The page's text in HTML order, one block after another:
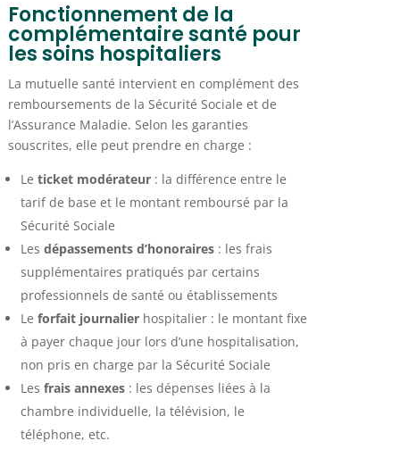
Fonctionnement de la
complémentaire santé pour
les soins hospitaliers
La mutuelle santé intervient en complément des
remboursements de la Sécurité Sociale et de
l’Assurance Maladie. Selon les garanties
souscrites, elle peut prendre en charge :
Le ticket modérateur: la différence entre le
tarif de base et le montant remboursé par la
Sécurité Sociale
Les dépassements d’honoraires: les frais
supplémentaires pratiqués par certains
professionnels de santé ou établissements
Le forfait journalierhospitalier : le montant fixe
à payer chaque jour lors d’une hospitalisation,
non pris en charge par la Sécurité Sociale
Les frais annexes: les dépenses liées à la
chambre individuelle, la télévision, le
téléphone, etc.